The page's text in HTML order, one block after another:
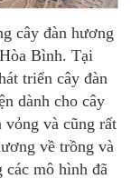
cây đàn hương
Bình. Tại
triển cây đàn
dành cho cây
và cũng rất
về trồng và
mô hình đã